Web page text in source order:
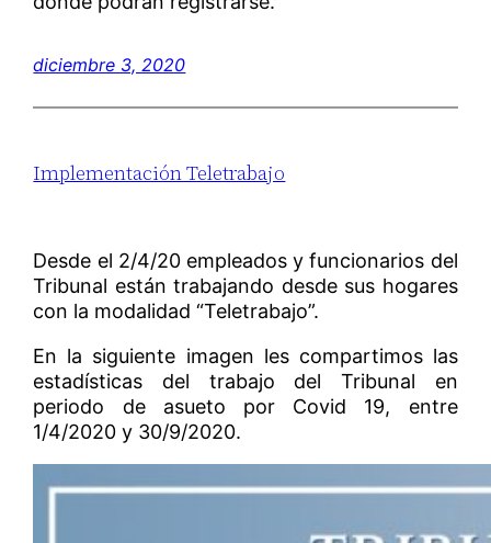
diciembre 3, 2020
Implementación Teletrabajo
Desde el 2/4/20 empleados y funcionarios del
Tribunal están trabajando desde sus hogares
con la modalidad “Teletrabajo”.
En la siguiente imagen les compartimos las
estadísticas del trabajo del Tribunal en
periodo de asueto por Covid 19, entre
1/4/2020 y 30/9/2020.